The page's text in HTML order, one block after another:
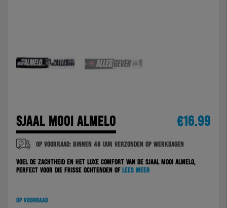
SJAAL MOOI ALMELO €16.99
Op voorraad: Binnen 48 uur verzonden op werkdagen
Voel de zachtheid en het luxe comfort van de Sjaal Mooi Almelo,
perfect voor die frisse ochtenden of Lees meer
Op voorraad